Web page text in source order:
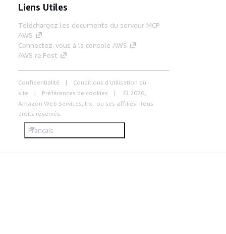
Liens Utiles
Téléchargez les documents du serveur MCP
AWS
Connectez-vous à la console AWS
AWS re:Post
Confidentialité
Conditions d'utilisation du
site
Préférences de cookies
© 2026,
Amazon Web Services, Inc. ou ses affiliés. Tous
droits réservés.
Français